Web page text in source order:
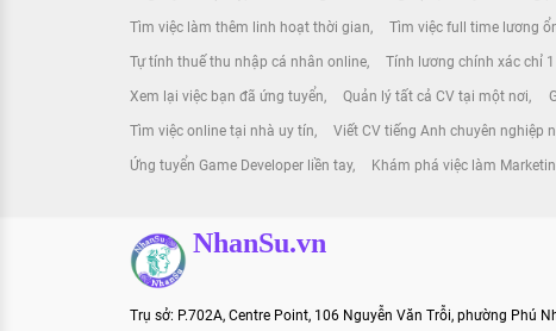
Tìm việc làm thêm linh hoạt thời gian Tìm việc full time lương
Tự tính thuế thu nhập cá nhân online Tính lương chính xác chỉ
Xem lại việc bạn đã ứng tuyển Quản lý tất cả CV tại một nơi
Tìm việc online tại nhà uy tín Viết CV tiếng Anh chuyên nghiệp
Ứng tuyển Game Developer liền tay Khám phá việc làm
NhanSu.vn
Trụ sở: P.702A, Centre Point, 106 Nguyễn Văn Trỗi, phường Phú